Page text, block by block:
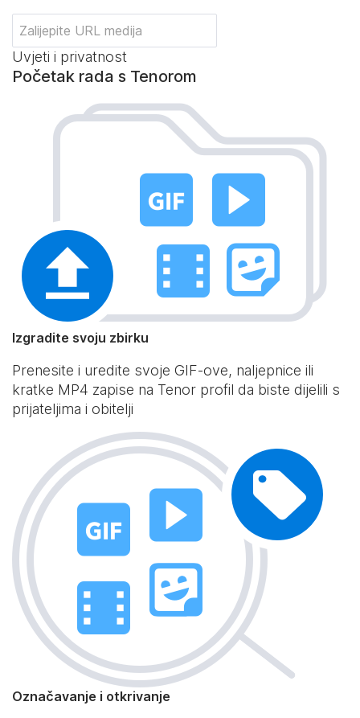
Uvjeti i privatnost
Početak rada s Tenorom
Izgradite svoju zbirku
Prenesite i uredite svoje GIF-ove, naljepnice ili
kratke MP4 zapise na Tenor profil da biste dijelili s
prijateljima i obitelji
Označavanje i otkrivanje